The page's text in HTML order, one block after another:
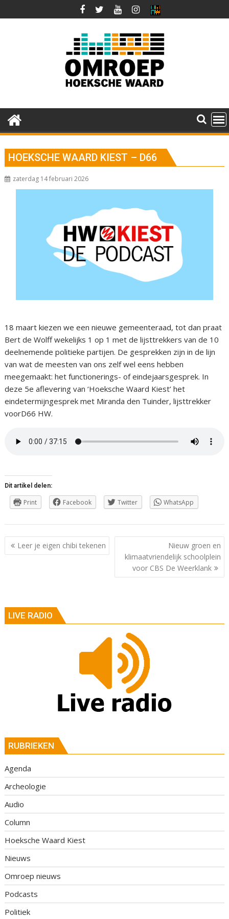
naar
HOEKSCHE WAARD KIEST – D66
zaterdag 14 februari 2026
18 maart kiezen we een nieuwe gemeenteraad, tot dan praat
Bert de Wolff wekelijks 1 op 1 met de lijsttrekkers van de 10
deelnemende politieke partijen. De gesprekken zijn in de lijn
van wat de meesten van ons zelf wel eens hebben
meegemaakt: het functionerings- of eindejaarsgesprek. In
deze 5e aflevering van ‘Hoeksche Waard Kiest’ het
eindetermijngesprek met Miranda den Tuinder, lijsttrekker
voorD66 HW.
Dit artikel delen:
Print Facebook Twitter WhatsApp
Berichtnavigatie
Leer je eigen chibi tekenen
Nieuw groen en
klimaatvriendelijk schoolplein
voor CBS De Weerklank
LIVE RADIO
RUBRIEKEN
Agenda
Archeologie
Audio
Column
Hoeksche Waard Kiest
Nieuws
Omroep nieuws
Podcasts
Politiek